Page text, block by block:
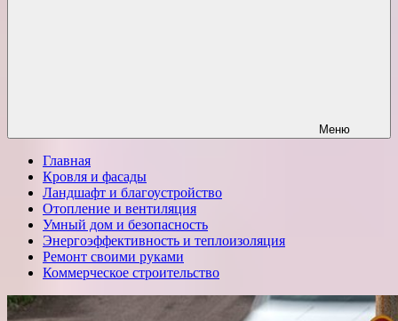
Меню
Главная
Кровля и фасады
Ландшафт и благоустройство
Отопление и вентиляция
Умный дом и безопасность
Энергоэффективность и теплоизоляция
Ремонт своими руками
Коммерческое строительство